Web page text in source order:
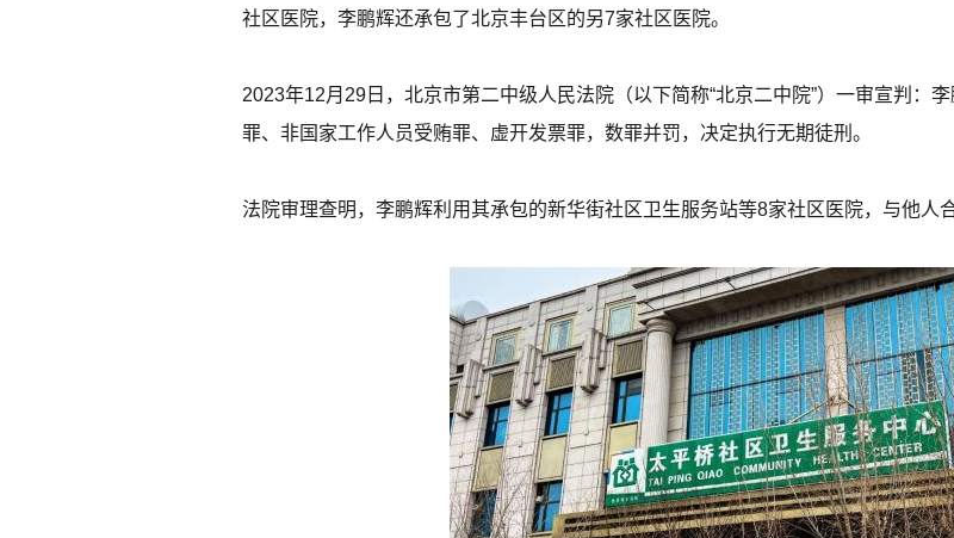
社区医院，李鹏辉还承包了北京丰台区的另7家社区医院。
2023年12月29日，北京市第二中级人民法院（以下简称“北京二中院”）一审宣判：
罪、非国家工作人员受贿罪、虚开发票罪，数罪并罚，决定执行无期徒刑。
法院审理查明，李鹏辉利用其承包的新华街社区卫生服务站等8家社区医院，与他人